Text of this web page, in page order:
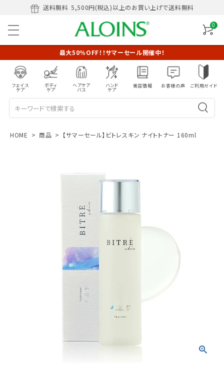
送料無料 5,500円(税込)以上のお買い上げで送料無料
0
最大50％OFF！！サマーセール開催中！
フェイス
ケア
ボディ
ケア
ヘアケア
バス
ハンド
ケア
美容情報 お客様の声 ご利用ガイド
HOME 商品 【サマーセール】ビトレスキン ナイトトナー 160ml